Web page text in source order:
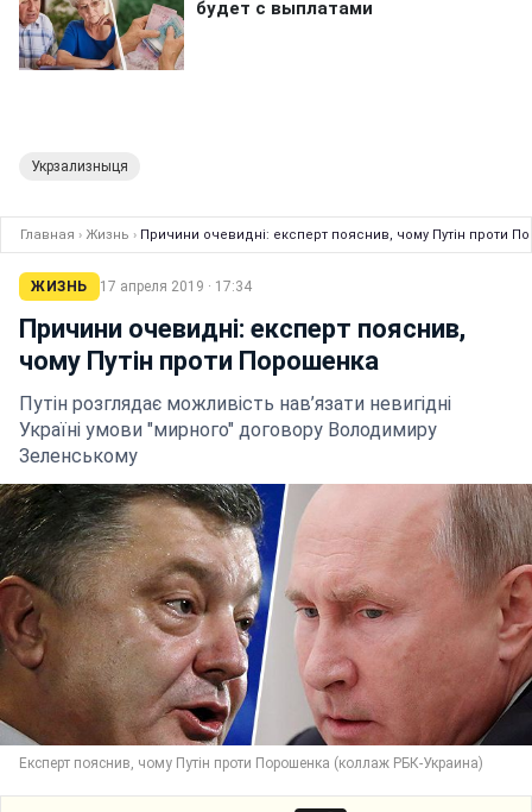
Укрзализныця
Главная › Жизнь › Причини очевидні: експерт пояснив, чому Путін проти
ЖИЗНЬ 17 апреля 2019 · 17:34
Причини очевидні: експерт пояснив,
чому Путін проти Порошенка
Путін розглядає можливість нав’язати невигідні
Україні умови "мирного" договору Володимиру
Зеленському
Експерт пояснив, чому Путін проти Порошенка (коллаж РБК-Украина)